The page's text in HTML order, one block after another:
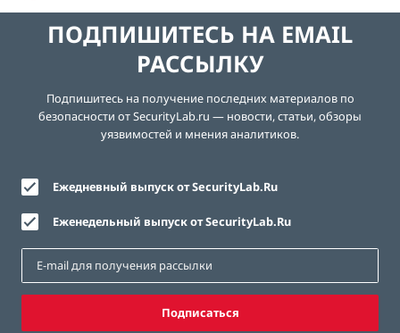
ПОДПИШИТЕСЬ НА EMAIL
РАССЫЛКУ
Подпишитесь на получение последних материалов по
безопасности от SecurityLab.ru — новости, статьи, обзоры
уязвимостей и мнения аналитиков.
Ежедневный выпуск от SecurityLab.Ru
Еженедельный выпуск от SecurityLab.Ru
Подписаться